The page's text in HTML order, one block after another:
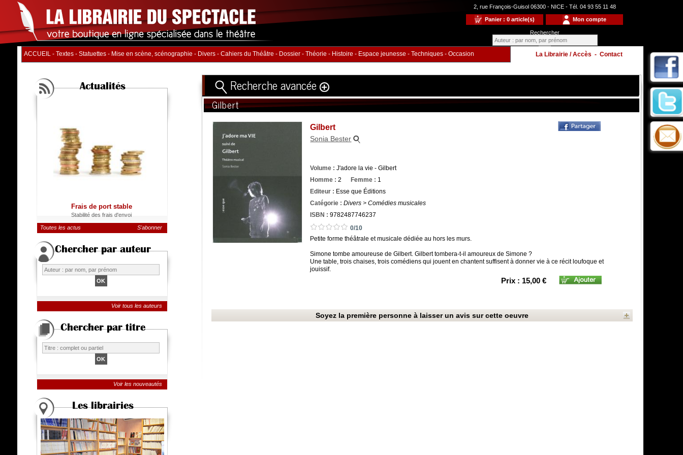
2, rue François-Guisol 06300 - NICE - Tél. 04 93 55 11 48
Panier : 0 article(s) Mon compte
Rechercher
ACCUEIL - Textes - Statuettes - Mise en scène, scénographie - Divers - Cahiers du Théâtre - Dossier - Théorie - Histoire - Espace jeunesse - Techniques - Occasion La Librairie / Accès - Contact
Actualités
Frais de port stable
Stabilité des frais d'envoi
Toutes les actus S'abonner
Chercher par auteur
Voir tous les auteurs
Chercher par titre
Voir les nouveautés
Les librairies
Recherche avancée
Titre Volume
Auteur
Distribution:
Nb. d'hommes :
Nb. Femmes
Gilbert
Gilbert
Sonia Bester
Volume : J'adore la vie - Gilbert
Homme : 2 Femme : 1
Editeur : Esse que Éditions
Catégorie : Divers > Comédies musicales
ISBN : 9782487746237
0/10
Petite forme théâtrale et musicale dédiée au hors les murs.
Simone tombe amoureuse de Gilbert. Gilbert tombera-t-il amoureux de Simone ?
Une table, trois chaises, trois comédiens qui jouent en chantent suffisent à donner vie à ce récit loufoque et
jouissif.
Prix : 15,00 €
Soyez la première personne à laisser un avis sur cette oeuvre